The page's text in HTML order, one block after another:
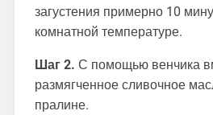
загустения примерно 10
комнатной температуре.
Шаг 2. С помощью венчика
размягченное сливочное
пралине.